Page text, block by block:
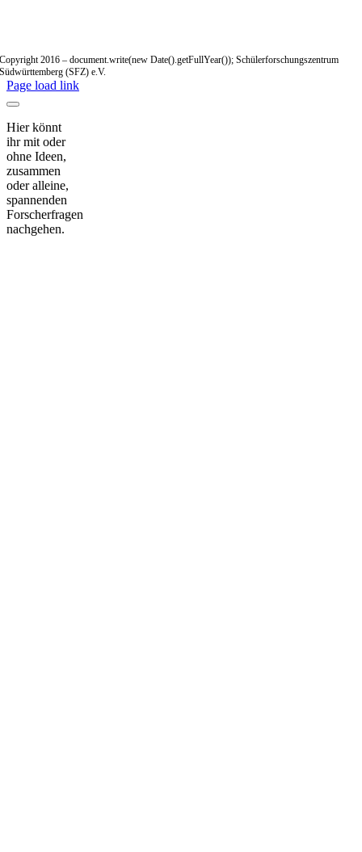
Copyright 2016 – document.write(new Date().getFullYear()); Schülerforschungszentrum
Südwürttemberg (SFZ) e.V.
Page load link
Hier könnt
ihr mit oder
ohne Ideen,
zusammen
oder alleine,
spannenden
Forscherfragen
nachgehen.